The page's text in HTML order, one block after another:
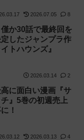
2026.07.05 8
僅か30話で最終回を
したジャンプラ作
トハウンズ』
2026.03.14 2
高に面白い漫画『サ
』5巻の初週売上
！
2026.03.13 4